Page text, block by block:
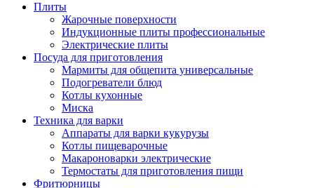
Плиты
Жарочные поверхности
Индукционные плиты профессиональные
Электрические плиты
Посуда для приготовления
Мармиты для общепита универсальные
Подогреватели блюд
Котлы кухонные
Миска
Техника для варки
Аппараты для варки кукурузы
Котлы пищеварочные
Макароноварки электрические
Термостаты для приготовления пищи
Фритюрницы